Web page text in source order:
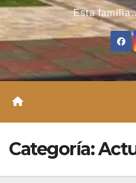
Esta
Categoría: